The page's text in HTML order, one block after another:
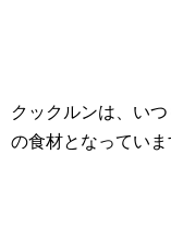
クックルンは、い
の食材となっていま